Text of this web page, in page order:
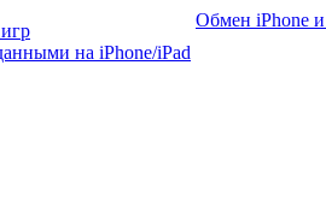
на iPhone/iPad
Обмен iPhone и